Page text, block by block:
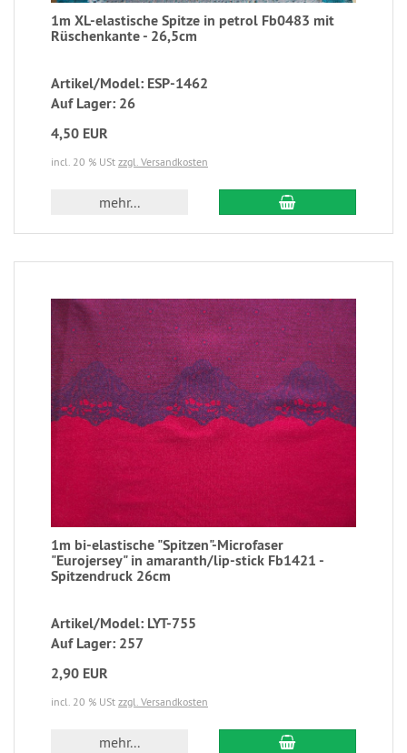
1m XL-elastische Spitze in petrol Fb0483 mit
Rüschenkante - 26,5cm
Artikel/Model: ESP-1462
Auf Lager: 26
4,50 EUR
incl. 20 % USt zzgl. Versandkosten
mehr...
1m bi-elastische "Spitzen"-Microfaser
"Eurojersey" in amaranth/lip-stick Fb1421 -
Spitzendruck 26cm
Artikel/Model: LYT-755
Auf Lager: 257
2,90 EUR
incl. 20 % USt zzgl. Versandkosten
mehr...